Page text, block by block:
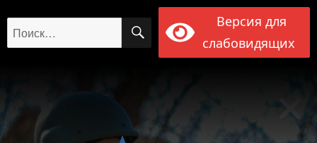
Искать: ПОИСК
Версия для
слабовидящих